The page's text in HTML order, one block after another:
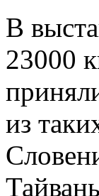
В
23000
из